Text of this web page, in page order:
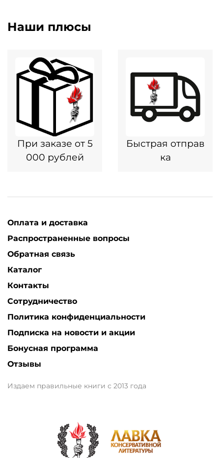
Наши плюсы
При заказе от 5
000 рублей
Быстрая отправ
ка
Оплата и доставка
Распространенные вопросы
Обратная связь
Каталог
Контакты
Сотрудничество
Политика конфиденциальности
Подписка на новости и акции
Бонусная программа
Отзывы
Издаем правильные книги с 2013 года